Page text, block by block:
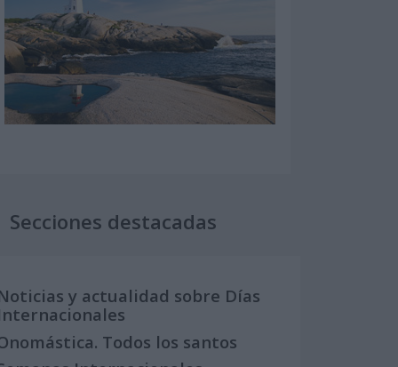
Secciones destacadas
y actualidad sobre Días
Todos los santos